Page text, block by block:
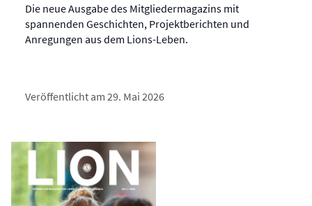
Die neue Ausgabe des Mitgliedermagazins mit
spannenden Geschichten, Projektberichten und
Anregungen aus dem Lions-Leben.
Veröffentlicht am 29. Mai 2026